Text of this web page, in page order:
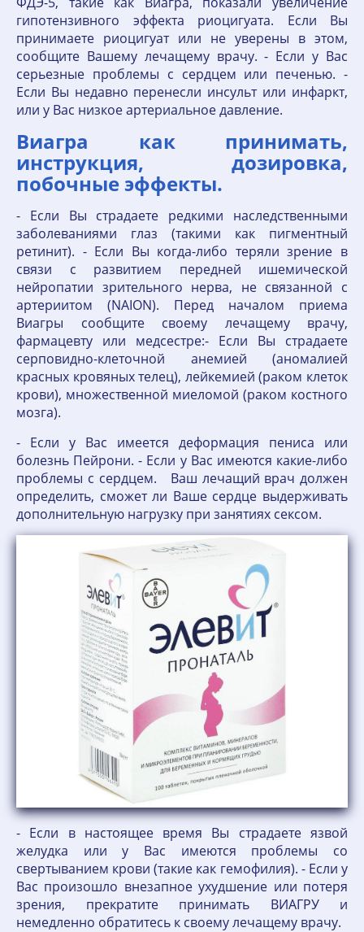
гипотензивного эффекта риоцигуата. Если Вы
принимаете риоцигуат или не уверены в этом,
сообщите Вашему лечащему врачу. - Если у Вас
серьезные проблемы с сердцем или печенью. -
Если Вы недавно перенесли инсульт или инфаркт,
или у Вас низкое артериальное давление.
Виагра как принимать,
инструкция, дозировка,
побочные эффекты.
- Если Вы страдаете редкими наследственными
заболеваниями глаз (такими как пигментный
ретинит). - Если Вы когда-либо теряли зрение в
связи с развитием передней ишемической
нейропатии зрительного нерва, не связанной с
артериитом (NAION). Перед началом приема
Виагры сообщите своему лечащему врачу,
фармацевту или медсестре:- Если Вы страдаете
серповидно-клеточной анемией (аномалией
красных кровяных телец), лейкемией (раком клеток
крови), множественной миеломой (раком костного
мозга).
- Если у Вас имеется деформация пениса или
болезнь Пейрони. - Если у Вас имеются какие-либо
проблемы с сердцем. Ваш лечащий врач должен
определить, сможет ли Ваше сердце выдерживать
дополнительную нагрузку при занятиях сексом.
- Если в настоящее время Вы страдаете язвой
желудка или у Вас имеются проблемы со
свертыванием крови (такие как гемофилия). - Если у
Вас произошло внезапное ухудшение или потеря
зрения, прекратите принимать ВИАГРУ и
немедленно обратитесь к своему лечащему врачу.